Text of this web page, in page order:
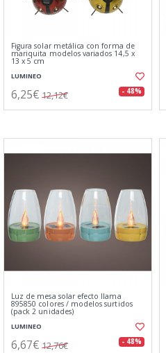
Figura solar metálica con forma de
mariquita modelos variados 14,5 x
13 x 5 cm
LUMINEO
6,25€ 12,12€ - 48%
Luz de mesa solar efecto llama
895850 colores / modelos surtidos
(pack 2 unidades)
LUMINEO
6,67€ 12,76€ - 48%